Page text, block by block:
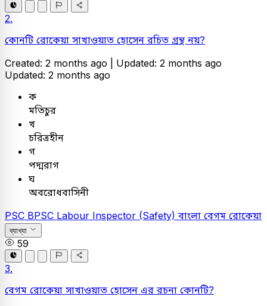
2.
কোনটি রোকেয়া সাখাওয়াত হোসেন রচিত গ্রন্থ নয়?
Created: 2 months ago | Updated: 2 months ago
Updated: 2 months ago
ক
মতিচুর
খ
চরিত্রহীন
গ
পদ্মরাগ
ঘ
অবরোধবাসিনী
PSC BPSC Labour Inspector (Safety) বাংলা বেগম রোকেয়া
ব্যাখ্যা
59
3.
বেগম রোকেয়া সাখাওয়াত হোসেন এর রচনা কোনটি?